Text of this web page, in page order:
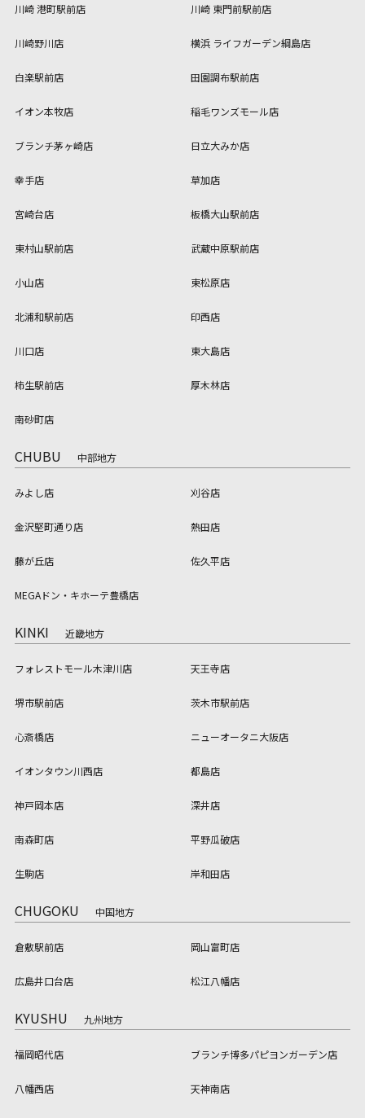
川崎 港町駅前店 川崎 東門前駅前店
川崎野川店 横浜 ライフガーデン綱島店
白楽駅前店 田園調布駅前店
イオン本牧店 稲毛ワンズモール店
ブランチ茅ヶ崎店 日立大みか店
幸手店 草加店
宮崎台店 板橋大山駅前店
東村山駅前店 武蔵中原駅前店
小山店 東松原店
北浦和駅前店 印西店
川口店 東大島店
柿生駅前店 厚木林店
南砂町店
CHUBU 中部地方
みよし店 刈谷店
金沢堅町通り店 熱田店
藤が丘店 佐久平店
MEGAドン・キホーテ豊橋店
KINKI 近畿地方
フォレストモール木津川店 天王寺店
堺市駅前店 茨木市駅前店
心斎橋店 ニューオータニ大阪店
イオンタウン川西店 都島店
神戸岡本店 深井店
南森町店 平野瓜破店
生駒店 岸和田店
CHUGOKU 中国地方
倉敷駅前店 岡山富町店
広島井口台店 松江八幡店
KYUSHU 九州地方
福岡昭代店 ブランチ博多パピヨンガーデン店
八幡西店 天神南店